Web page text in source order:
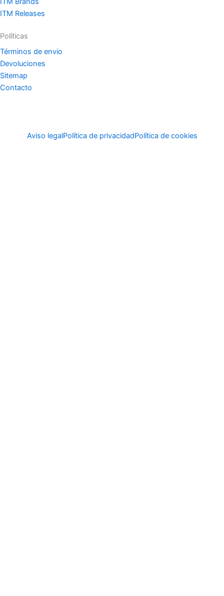
ITM Releases
Políticas
Términos de envio
Devoluciones
Sitemap
Contacto
Aviso legalPolítica de privacidadPolítica de cookies